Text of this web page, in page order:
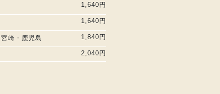
1,640円
1,640円
崎・鹿児島 1,840円
2,040円